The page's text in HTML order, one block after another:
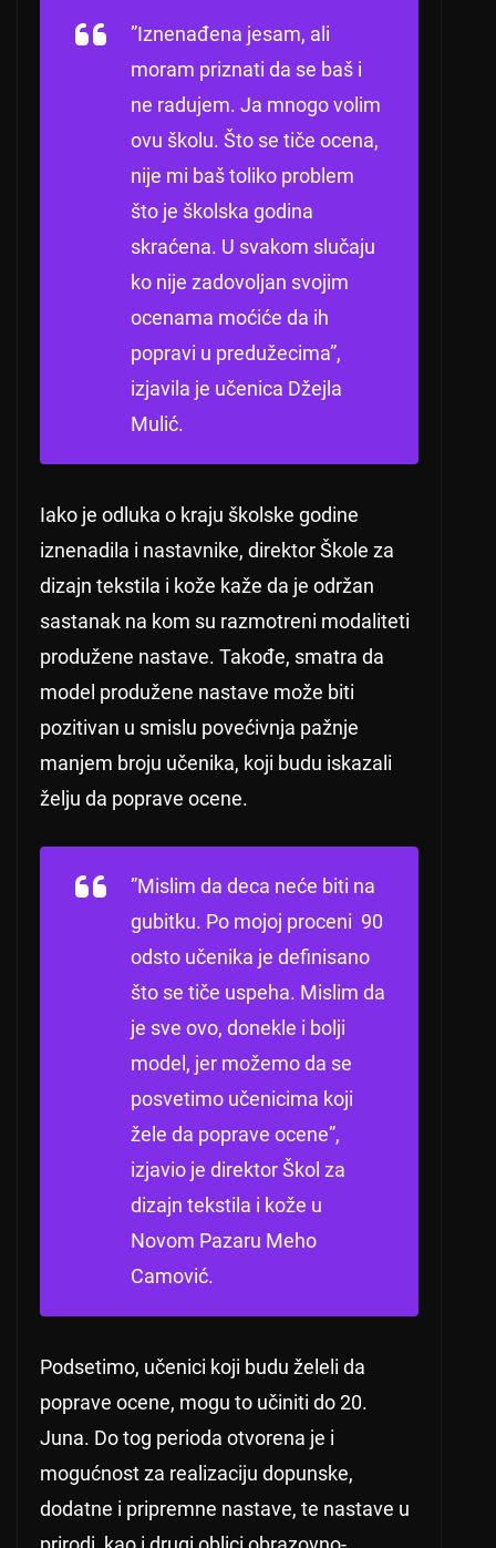
”Iznenađena jesam, ali
moram priznati da se baš i
ne radujem. Ja mnogo volim
ovu školu. Što se tiče ocena,
nije mi baš toliko problem
što je školska godina
skraćena. U svakom slučaju
ko nije zadovoljan svojim
ocenama moćiće da ih
popravi u predužecima”,
izjavila je učenica Džejla
Mulić.
Iako je odluka o kraju školske godine
iznenadila i nastavnike, direktor Škole za
dizajn tekstila i kože kaže da je održan
sastanak na kom su razmotreni modaliteti
produžene nastave. Takođe, smatra da
model produžene nastave može biti
pozitivan u smislu povećivnja pažnje
manjem broju učenika, koji budu iskazali
želju da poprave ocene.
”Mislim da deca neće biti na
gubitku. Po mojoj proceni 90
odsto učenika je definisano
što se tiče uspeha. Mislim da
je sve ovo, donekle i bolji
model, jer možemo da se
posvetimo učenicima koji
žele da poprave ocene”,
izjavio je direktor Škol za
dizajn tekstila i kože u
Novom Pazaru Meho
Camović.
Podsetimo, učenici koji budu želeli da
poprave ocene, mogu to učiniti do 20.
Juna. Do tog perioda otvorena je i
mogućnost za realizaciju dopunske,
dodatne i pripremne nastave, te nastave u